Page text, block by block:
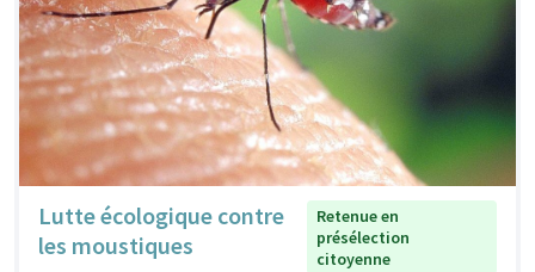
Lutte écologique contre
les moustiques
Retenue en
présélection
citoyenne